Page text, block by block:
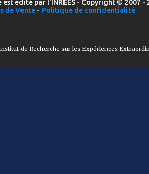
est édité par l'INREES - Copyright © 2007
de Vente - Politique de confidentialité
de Recherche sur les Expériences